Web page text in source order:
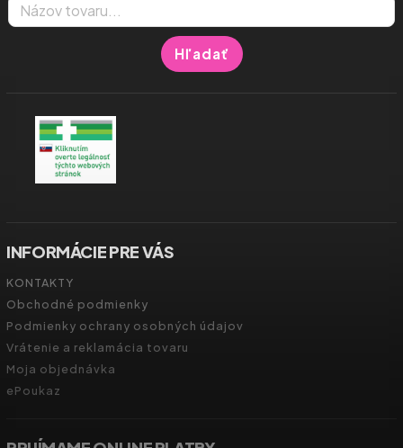
Hľadať
INFORMÁCIE PRE VÁS
KONTAKTY
Obchodné podmienky
Podmienky ochrany osobných údajov
Vrátenie a reklamácia tovaru
Moja objednávka
ePoukaz